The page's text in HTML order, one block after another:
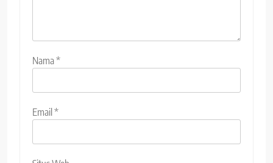
Nama*
Email*